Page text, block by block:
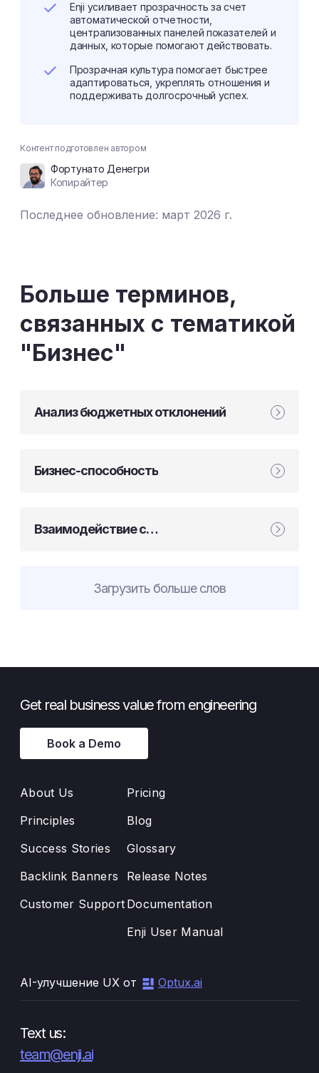
Enji усиливает прозрачность за счет
автоматической отчетности,
централизованных панелей показателей и
данных, которые помогают действовать.
Прозрачная культура помогает быстрее
адаптироваться, укреплять отношения и
поддерживать долгосрочный успех.
Контент подготовлен автором
Фортунато Денегри
Копирайтер
Последнее обновление: март 2026 г.
Больше терминов,
связанных с тематикой
"Бизнес"
Анализ бюджетных отклонений
Бизнес-способность
Взаимодействие с
Загрузить больше слов
Get real business value from engineering
Book a Demo
About Us
Principles
Success Stories
Backlink Banners
Customer Support
Pricing
Blog
Glossary
Release Notes
Documentation
Enji User Manual
AI-улучшение UX от Optux.ai
Text us:
team@enji.ai